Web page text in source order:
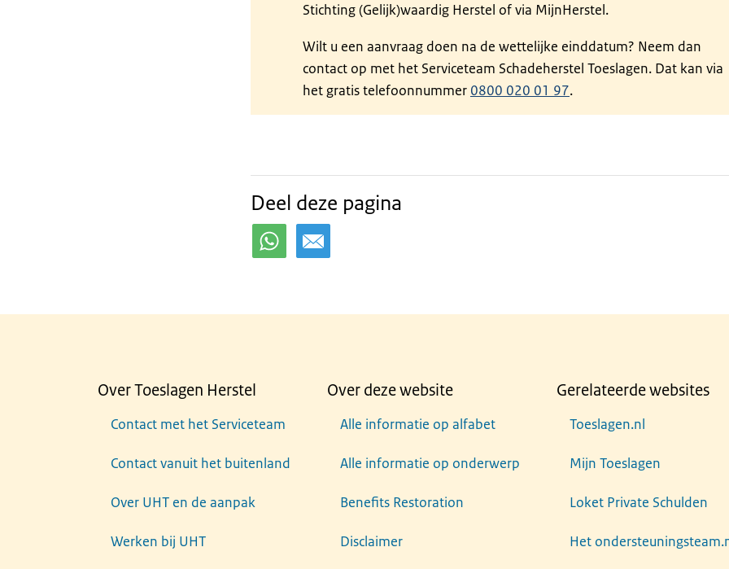
Stichting (Gelijk)waardig Herstel of via MijnHerstel.
Wilt u een aanvraag doen na de wettelijke einddatum? Neem dan
contact op met het Serviceteam Schadeherstel Toeslagen. Dat kan via
het gratis telefoonnummer 0800 020 01 97.
Deel deze pagina
Over Toeslagen Herstel
Contact met het Serviceteam
Contact vanuit het buitenland
Over UHT en de aanpak
Werken bij UHT
Over deze website
Alle informatie op alfabet
Alle informatie op onderwerp
Benefits Restoration
Disclaimer
Gerelateerde websites
Toeslagen.nl
Mijn Toeslagen
Loket Private Schulden
Het